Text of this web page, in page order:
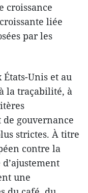
croissance
liée
par les
Unis et au
la traçabilité, à
gouvernance
strictes. À titre
contre la
une